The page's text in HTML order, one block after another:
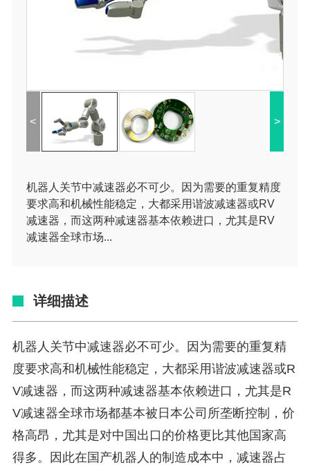
< >
机器人关节中减速器必不可少。因为需要的重复精度
要求高和机械性能稳定，大都采用谐波减速器或RV
减速器，而这两种减速器基本依赖进口，尤其是RV
减速器全球市场...
详细描述
机器人关节中减速器必不可少。因为需要的重复精
度要求高和机械性能稳定，大都采用谐波减速器或R
V减速器，而这两种减速器基本依赖进口，尤其是R
V减速器全球市场都基本被日本公司所垄断控制，价
格高昂，尤其是对中国出口的价格更比其他国家高
得多。因此在国产机器人的制造成本中，减速器占